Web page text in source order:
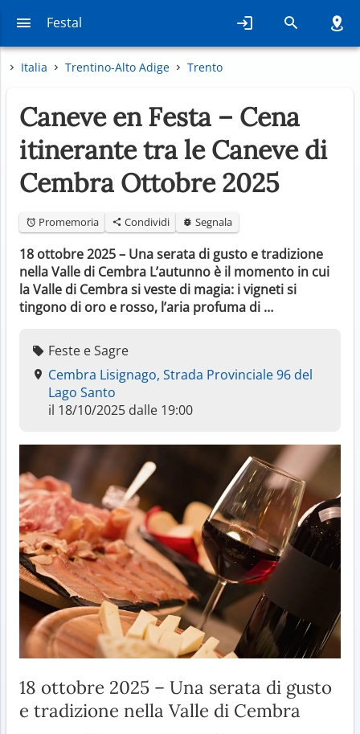
Festal
Italia Trentino-Alto Adige Trento
Caneve en Festa – Cena
itinerante tra le Caneve di
Cembra Ottobre 2025
Promemoria Condividi Segnala
18 ottobre 2025 – Una serata di gusto e tradizione
nella Valle di Cembra L’autunno è il momento in cui
la Valle di Cembra si veste di magia: i vigneti si
tingono di oro e rosso, l’aria profuma di …
Feste e Sagre
Cembra Lisignago, Strada Provinciale 96 del
Lago Santo
il 18/10/2025 dalle 19:00
18 ottobre 2025 – Una serata di gusto
e tradizione nella Valle di Cembra